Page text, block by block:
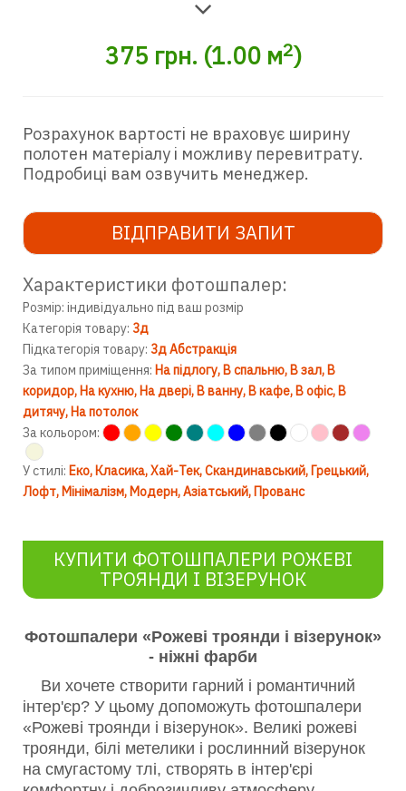
375 грн. (1.00м2)
Розрахунок вартості не враховує ширину
полотен матеріалу і можливу перевитрату.
Подробиці вам озвучить менеджер.
ВІДПРАВИТИ ЗАПИТ
Характеристики фотошпалер:
Розмір: індивідуально під ваш розмір
Категорія товару: 3д
Підкатегорія товару: 3д Абстракція
За типом приміщення: На підлогу В спальню В зал В
коридор На кухню На двері В ванну В кафе В офіс В
дитячу На потолок
За кольором:
У стилі: Еко Класика Хай-Тек Скандинавський Грецький
Лофт Мінімалізм Модерн Азіатський Прованс
КУПИТИ ФОТОШПАЛЕРИ РОЖЕВІ
ТРОЯНДИ І ВІЗЕРУНОК
Фотошпалери «Рожеві троянди і візерунок»
- ніжні фарби
Ви хочете створити гарний і романтичний
інтер'єр? У цьому допоможуть фотошпалери
«Рожеві троянди і візерунок». Великі рожеві
троянди, білі метелики і рослинний візерунок
на смугастому тлі, створять в інтер'єрі